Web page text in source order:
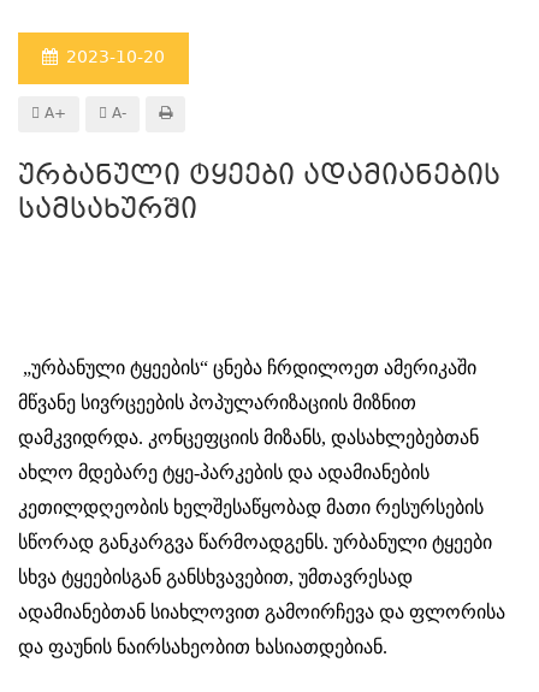
2023-10-20
A+ A-
ურბანული ტყეები ადამიანების
სამსახურში
„ურბანული ტყეების“ ცნება ჩრდილოეთ ამერიკაში
მწვანე სივრცეების პოპულარიზაციის მიზნით
დამკვიდრდა. კონცეფციის მიზანს, დასახლებებთან
ახლო მდებარე ტყე-პარკების და ადამიანების
კეთილდღეობის ხელშესაწყობად მათი რესურსების
სწორად განკარგვა წარმოადგენს. ურბანული ტყეები
სხვა ტყეებისგან განსხვავებით, უმთავრესად
ადამიანებთან სიახლოვით გამოირჩევა და ფლორისა
და ფაუნის ნაირსახეობით ხასიათდებიან.